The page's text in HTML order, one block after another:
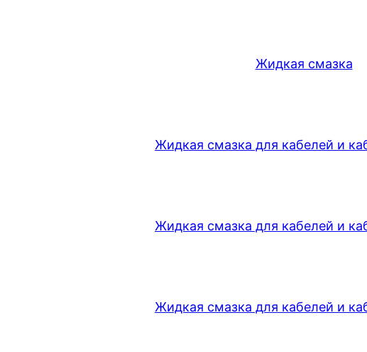
Жидкая смазка
Жидкая смазка для кабелей и
Жидкая смазка для кабелей и
Жидкая смазка для кабелей и